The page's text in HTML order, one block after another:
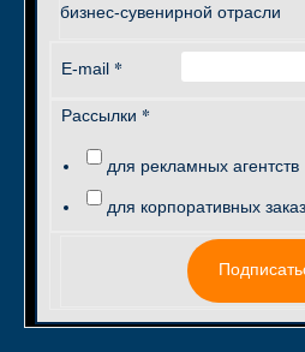
бизнес-сувенирной отрасли
E-mail *
Рассылки *
для рекламных агентств
для корпоративных